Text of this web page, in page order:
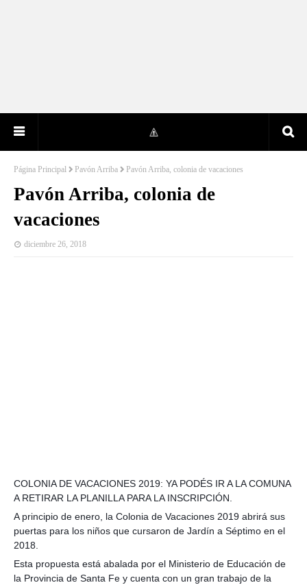
Página Principal Pavón Arriba Pavón Arriba, colonia de vacaciones
Pavón Arriba, colonia de
vacaciones
diciembre 26, 2018
COLONIA DE VACACIONES 2019: YA PODÉS IR A LA COMUNA
A RETIRAR LA PLANILLA PARA LA INSCRIPCIÓN.
A principio de enero, la Colonia de Vacaciones 2019 abrirá sus
puertas para los niños que cursaron de Jardín a Séptimo en el
2018.
Esta propuesta está abalada por el Ministerio de Educación de
la Provincia de Santa Fe y cuenta con un gran trabajo de la